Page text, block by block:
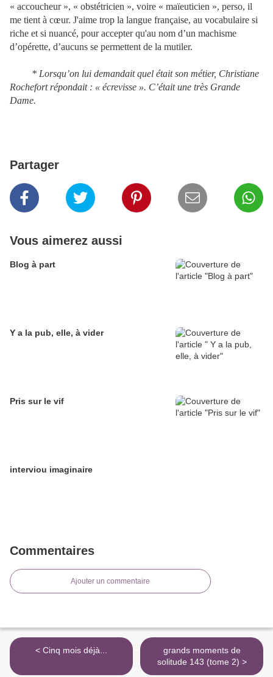
« accoucheur », « obstétricien », voire « maïeuticien », perso, il
me tient à cœur. J'aime trop la langue française, au vocabulaire si
riche et si nuancé, pour accepter qu'au nom d’un machisme
d’opérette, d’aucuns se permettent de la mutiler.
* Lorsqu’on lui demandait quel était son métier, Christiane
Rochefort répondait : « écrevisse ». C’était une très Grande
Dame.
Partager
Vous aimerez aussi
Blog à part
Y a la pub, elle, à vider
Pris sur le vif
interviou imaginaire
Commentaires
Ajouter un commentaire
< Cinq mois déjà...
grands moments de
solitude 143 (tome 2) >